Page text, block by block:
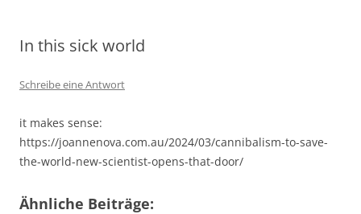
In this sick world
Schreibe eine Antwort
it makes sense:
https://joannenova.com.au/2024/03/cannibalism-to-save-
the-world-new-scientist-opens-that-door/
Ähnliche Beiträge: